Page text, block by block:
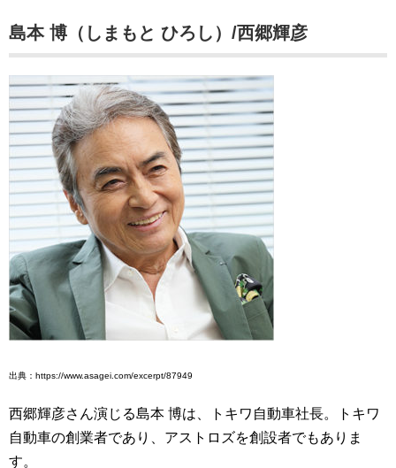
島本 博（しまもと ひろし）/西郷輝彦
出典：https://www.asagei.com/excerpt/87949
西郷輝彦さん演じる島本 博は、トキワ自動車社長。トキワ
自動車の創業者であり、アストロズを創設者でもありま
す。